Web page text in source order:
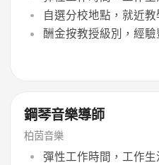
自選分校地點，就近
酬金按教授級別，經
鋼琴音樂導師
柏茵音樂
彈性工作時間，工作